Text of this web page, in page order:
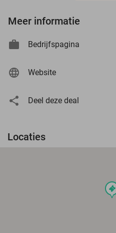
Meer informatie
Bedrijfspagina
Website
Deel deze deal
Locaties
events